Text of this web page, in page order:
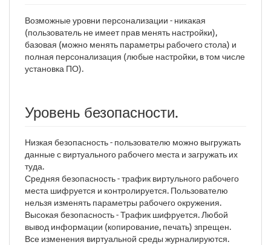
Возможные уровни персонализации - никакая
(пользователь не имеет прав менять настройки),
базовая (можно менять параметры рабочего стола) и
полная персонализация (любые настройки, в том числе
установка ПО).
Уровень безопасности.
Низкая безопасность - пользователю можно выгружать
данные с виртуального рабочего места и загружать их
туда.
Средняя безопасность - трафик виртульного рабочего
места шифруется и контролируется. Пользователю
нельзя изменять параметры рабочего окружения.
Высокая безопасность - Трафик шифруется. Любой
вывод информации (копирование, печать) зпрещен.
Все изменения виртуальной среды журналируются.